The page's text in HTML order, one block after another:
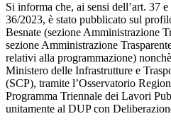
Si informa che, ai sensi dell’art. 37
36/2023, è stato pubblicato sul
Besnate (sezione Amministrazione
sezione Amministrazione
relativi alla programmazione)
Ministero delle Infrastrutture e
(SCP), tramite l’Osservatorio
Programma Triennale dei Lavori
unitamente al DUP con